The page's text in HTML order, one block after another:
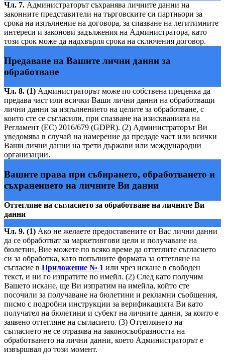
Чл. 7. Администраторът съхранява личните данни на
законните представители на търговските си партньори за
срока на изпълнение на договора, за спазване на легитимните
интереси и законови задължения на Администратора, като
този срок може да надхвърля срока на сключения договор.
Предаване на Вашите лични данни за
обработване
Чл. 8. (1) Администраторът може по собствена преценка да
предава част или всички Ваши лични данни на обработващи
лични данни за изпълнението на целите за обработване, с
които сте се съгласили, при спазване на изискванията на
Регламент (ЕС) 2016/679 (GDPR). (2) Администраторът Ви
уведомява в случай на намерение да предаде част или всички
Ваши лични данни на трети държави или международни
организации.
Вашите права при събирането, обработването и
съхранението на личните Ви данни
Оттегляне на съгласието за обработване на личните Ви
данни
Чл. 9. (1) Ако не желаете предоставените от Вас лични данни
да се обработват за маркетингови цели и получаване на
бюлетин, Вие можете по всяко време да оттеглите съгласието
си за обработка, като попълните формата за оттегляне на
съгласие в Приложение № 1 или чрез искане в свободен
текст, и ни го изпратите по имейл. (2) След като получим
Вашето искане, ще Ви изпратим на имейла, който сте
посочили за получаване на бюлетини и рекламни съобщения,
писмо с подробни инструкции за верификацията Ви като
получател на бюлетини и субект на личните данни, за които е
заявено оттегляне на съгласието. (3) Оттеглянето на
съгласието не се отразява на законосъобразността на
обработването на лични данни, което Администраторът е
извършвал до този момент.